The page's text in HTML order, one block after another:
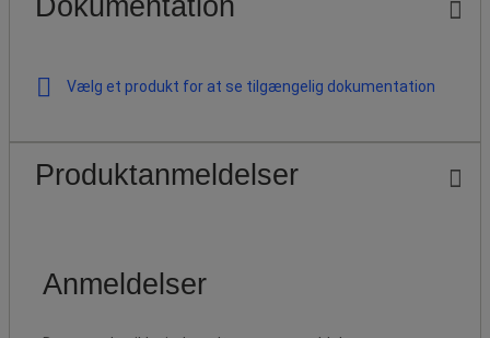
Vælg et produkt for at se tilgængelig dokumentation
Produktanmeldelser